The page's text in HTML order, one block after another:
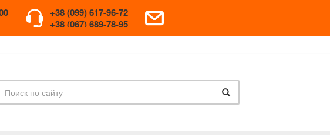
+38 (099) 617-96-72
+38 (067) 689-78-95